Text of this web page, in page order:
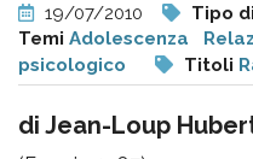
e
analisi
19/07/2010 Tipo
Temi Adolescenza
psicologico
Titoli
di Jean-Loup